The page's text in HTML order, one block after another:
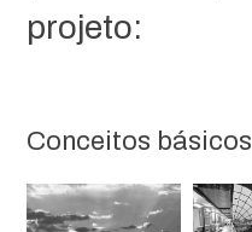
projeto:
Conceitos básicos